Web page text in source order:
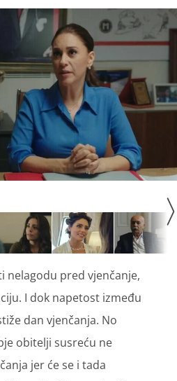
nelagodu pred vjenčanje,
I dok napetost između
dan vjenčanja. No
obitelji susreću ne
jer će se i tada